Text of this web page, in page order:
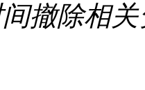
撤除相